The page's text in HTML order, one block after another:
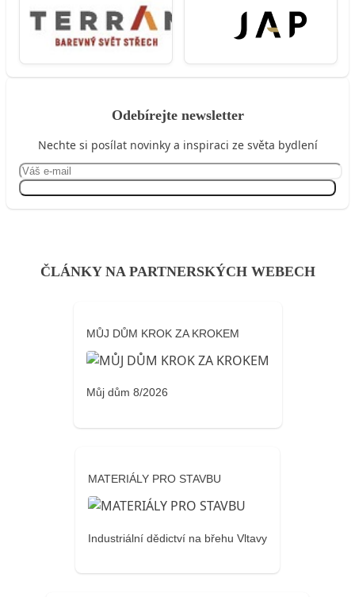
Odebírejte newsletter
Nechte si posílat novinky a inspiraci ze světa bydlení
ČLÁNKY NA PARTNERSKÝCH WEBECH
MŮJ DŮM KROK ZA KROKEM
Můj dům 8/2026
MATERIÁLY PRO STAVBU
Industriální dědictví na břehu Vltavy